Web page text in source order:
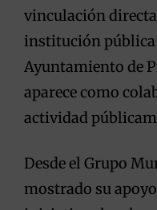
vinculación
institución
Ayuntamiento de
aparece como
actividad
Desde el Grupo
mostrado su